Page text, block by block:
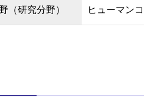
（研究分野） ヒューマン